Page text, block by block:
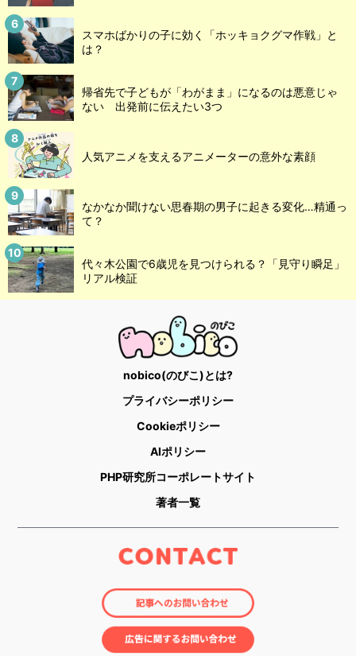
スマホばかりの子に効く「ホッキョクグマ作戦」と
は？
帰省先で子どもが「わがまま」になるのは悪意じゃ
ない 出発前に伝えたい3つ
人気アニメを支えるアニメーターの意外な素顔
なかなか聞けない思春期の男子に起きる変化…精通っ
て？
代々木公園で6歳児を見つけられる？「見守り瞬足」
リアル検証
nobico(のびこ)とは?
プライバシーポリシー
Cookieポリシー
AIポリシー
PHP研究所コーポレートサイト
著者一覧